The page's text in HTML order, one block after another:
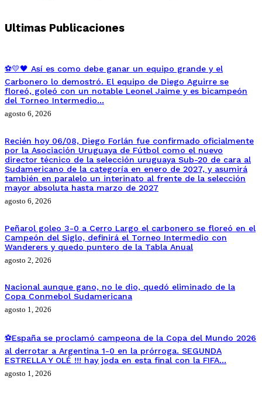
Ultimas Publicaciones
⚽💛🖤 Así es como debe ganar un equipo grande y el
Carbonero lo demostró. El equipo de Diego Aguirre se
floreó, goleó con un notable Leonel Jaime y es bicampeón
del Torneo Intermedio…
agosto 6, 2026
Recién hoy 06/08, Diego Forlán fue confirmado oficialmente
por la Asociación Uruguaya de Fútbol como el nuevo
director técnico de la selección uruguaya Sub-20 de cara al
Sudamericano de la categoría en enero de 2027, y asumirá
también en paralelo un interinato al frente de la selección
mayor absoluta hasta marzo de 2027
agosto 6, 2026
Peñarol goleo 3-0 a Cerro Largo el carbonero se floreó en el
Campeón del Siglo, definirá el Torneo Intermedio con
Wanderers y quedo puntero de la Tabla Anual
agosto 2, 2026
Nacional aunque gano, no le dio, quedó eliminado de la
Copa Conmebol Sudamericana
agosto 1, 2026
⚽España se proclamó campeona de la Copa del Mundo 2026
al derrotar a Argentina 1-0 en la prórroga. SEGUNDA
ESTRELLA Y OLÉ !!! hay joda en esta final con la FIFA…
agosto 1, 2026